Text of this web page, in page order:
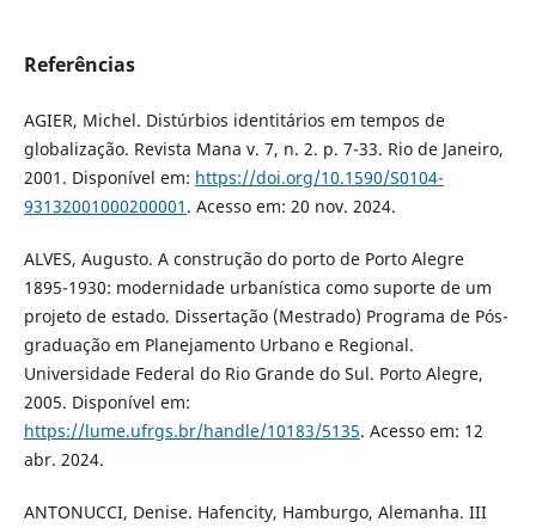
Referências
AGIER, Michel. Distúrbios identitários em tempos de
globalização. Revista Mana v. 7, n. 2. p. 7-33. Rio de Janeiro,
2001. Disponível em: https://doi.org/10.1590/S0104-
93132001000200001 . Acesso em: 20 nov. 2024.
ALVES, Augusto. A construção do porto de Porto Alegre
1895-1930: modernidade urbanística como suporte de um
projeto de estado. Dissertação (Mestrado) Programa de Pós-
graduação em Planejamento Urbano e Regional.
Universidade Federal do Rio Grande do Sul. Porto Alegre,
2005. Disponível em:
https://lume.ufrgs.br/handle/10183/5135. Acesso em: 12
abr. 2024.
ANTONUCCI, Denise. Hafencity, Hamburgo, Alemanha. III